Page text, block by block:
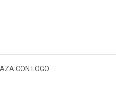
CON LOGO